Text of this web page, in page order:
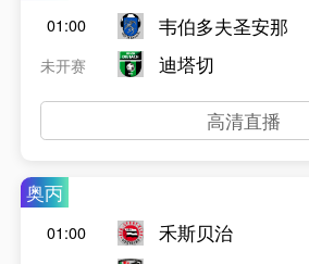
01:00
未开赛
韦伯多夫圣安那
迪塔切
高清直播
奥丙
01:00
禾斯贝治